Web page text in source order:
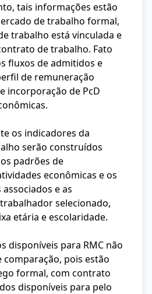
tais informações estão
de trabalho formal,
trabalho está vinculada e
de trabalho. Fato
fluxos de admitidos e
de remuneração
incorporação de PcD
os indicadores da
serão construídos
padrões de
econômicas e os
e as
selecionado,
etária e escolaridade.
disponíveis para RMC não
comparação, pois estão
formal, com contrato
disponíveis para pelo